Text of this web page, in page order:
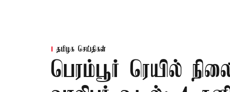
தமிழக செய்திகள்
பெரம்பூர் ரெயில்